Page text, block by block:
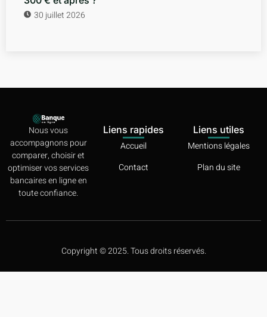
30 juillet 2026
Nous vous
accompagnons pour
comparer, choisir et
optimiser vos services
bancaires en ligne en
toute confiance.
Liens rapides
Accueil
Contact
Liens utiles
Mentions légales
Plan du site
Copyright © 2025. Tous droits réservés.